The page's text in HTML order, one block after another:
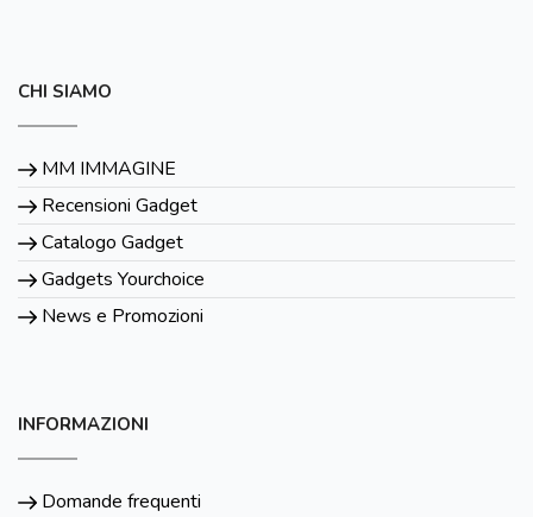
CHI SIAMO
MM IMMAGINE
Recensioni Gadget
Catalogo Gadget
Gadgets Yourchoice
News e Promozioni
INFORMAZIONI
Domande frequenti